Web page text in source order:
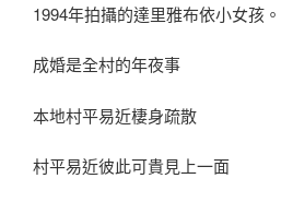
1994年拍攝的達里雅布依小女孩。
成婚是全村的年夜事
本地村平易近棲身疏散
村平易近彼此可貴見上一面